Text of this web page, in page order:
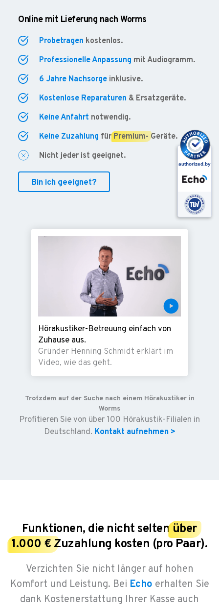
Online mit Lieferung nach Worms
Probetragen kostenlos.
Professionelle Anpassung mit Audiogramm.
6 Jahre Nachsorgeinklusive.
Kostenlose Reparaturen & Ersatzgeräte.
Keine Anfahrt notwendig.
Keine Zuzahlung für Premium- Geräte.
Nicht jeder ist geeignet.
Bin ich geeignet?
Hörakustiker-Betreuung einfach von
Zuhause aus.
Gründer Henning Schmidt erklärt im
Video, wie das geht.
Trotzdem auf der Suche nach einem Hörakustiker in
Worms
Profitieren Sie von über 100 Hörakustik-Filialen in
Deutschland. Kontakt aufnehmen >
Funktionen, die nicht selten über
1.000 € Zuzahlung kosten (pro Paar).
Verzichten Sie nicht länger auf hohen
Komfort und Leistung. Bei Echo erhalten Sie
dank Kostenerstattung Ihrer Kasse auch